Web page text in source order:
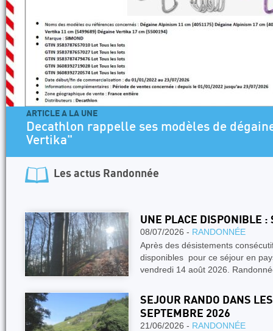
ARTICLE A LA UNE
Decathlon rappelle ses modèles de
Vertika"
Les actus Randonnée
UNE PLACE DISPONIBLE :
08/07/2026 - RANDONNÉE
Après des désistements
disponibles pour ce séjour en
vendredi 14 août 2026.
SEJOUR RANDO DANS
SEPTEMBRE 2026
21/06/2026 - RANDONNÉE